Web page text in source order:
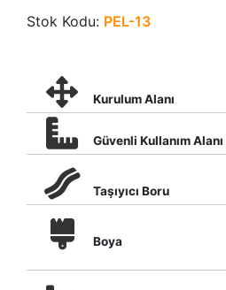
Stok Kodu: PEL-13
Kurulum Alanı
Güvenli Kullanım Alanı
Taşıyıcı Boru
Boya